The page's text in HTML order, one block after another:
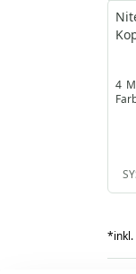
4
*